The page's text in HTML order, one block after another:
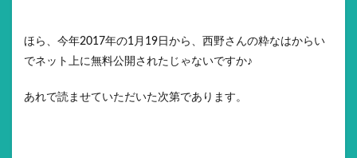
ほら、今年2017年の1月19日から、西野さんの粋なはからい
でネット上に無料公開されたじゃないですか♪
あれで読ませていただいた次第であります。